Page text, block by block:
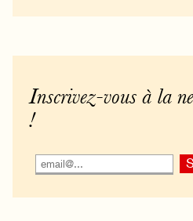
Inscrivez-vous à la
!